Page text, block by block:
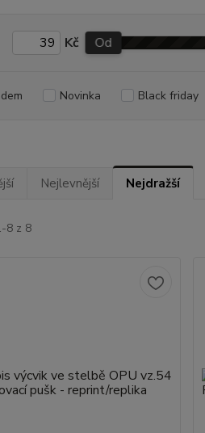
Kč Od
Novinka Black friday
Nejlevnější Nejdražší
8 z 8